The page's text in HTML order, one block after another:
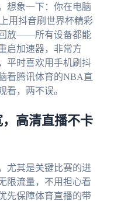
想象一下：你在电脑
用抖音刷世界杯精彩
放——所有设备都能
启加速器，非常方
平时喜欢用手机刷抖
看腾讯体育的NBA直
看，两不误。
高清直播不卡
尤其是关键比赛的进
限流量，不用担心看
先保障体育直播的带